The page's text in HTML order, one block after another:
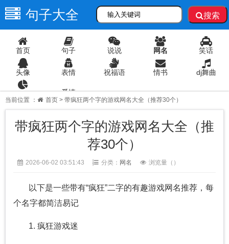
句子大全 搜索
首页 句子 说说 网名 笑话
头像 表情 祝福语 情书 dj舞曲
爱情
当前位置 ： 首页 > 带疯狂两个字的游戏网名大全（推荐30个）
带疯狂两个字的游戏网名大全（推
荐30个）
2026-06-02 03:51:43 分类： 网名 浏览量（ ）
以下是一些带有“疯狂”二字的有趣游戏网名推荐，每
个名字都简洁易记
1. 疯狂游戏迷